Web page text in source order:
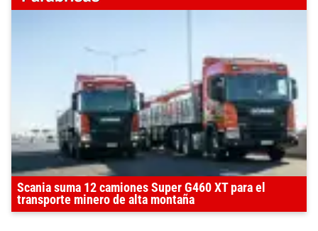
Scania suma 12 camiones Super G460 XT para el
transporte minero de alta montaña